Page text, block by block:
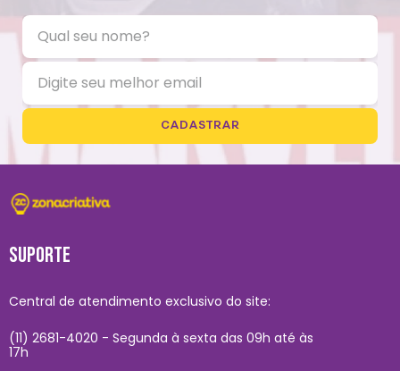
CADASTRAR
SUPORTE
Central de atendimento exclusivo do site:
(11) 2681-4020 - Segunda à sexta das 09h até às
17h